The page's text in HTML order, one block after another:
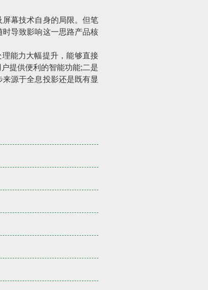
幕技术自身的局限。但笔
导致影响这一思路产品核
能力大幅提升，能够直接
提供便利的智能功能;二是
源于全息投影还是既有显